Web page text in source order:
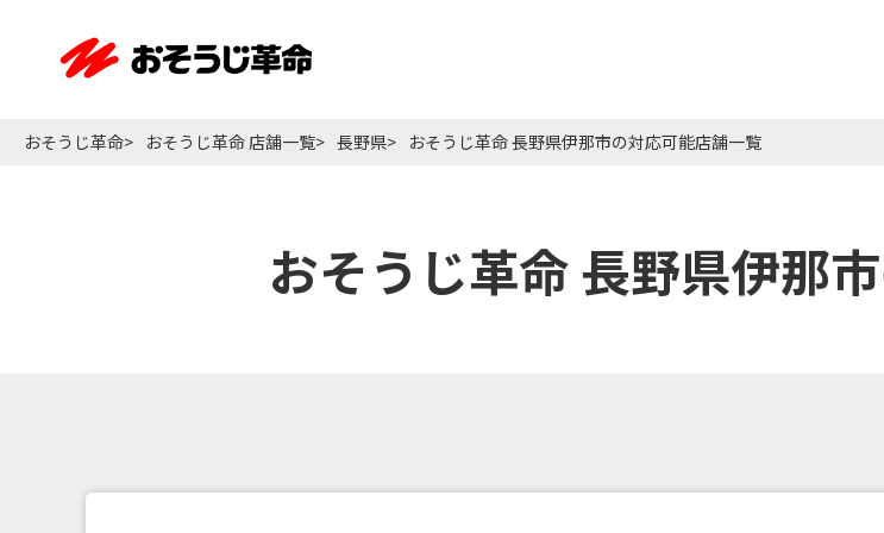
おそうじ革命 おそうじ革命 店舗一覧 長野県 おそうじ革命 長野県伊那市の対応可能店舗一覧
おそうじ革命 長野県伊那